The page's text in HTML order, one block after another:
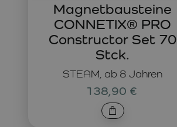
STEAM, ab 8 Jahren
Magnetbausteine
CONNETIX® PRO
Constructor Set 70
Stck.
138,90 €